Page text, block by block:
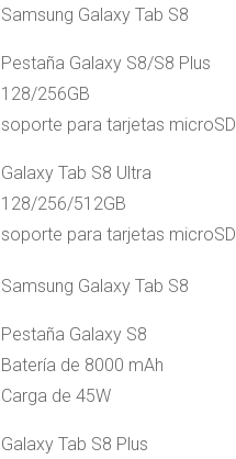
Samsung Galaxy Tab S8
Pestaña Galaxy S8/S8 Plus
128/256GB
soporte para tarjetas microSD
Galaxy Tab S8 Ultra
128/256/512GB
soporte para tarjetas microSD
Samsung Galaxy Tab S8
Pestaña Galaxy S8
Batería de 8000 mAh
Carga de 45W
Galaxy Tab S8 Plus